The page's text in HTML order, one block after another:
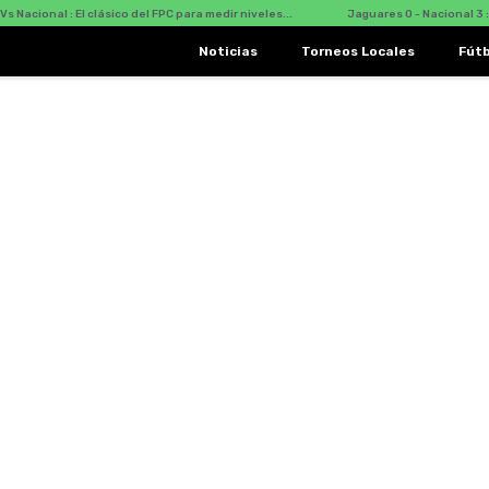
Nacional : El clásico del FPC para medir niveles... Jaguares 0 - Nacional 3 :
Noticias Torneos Locales